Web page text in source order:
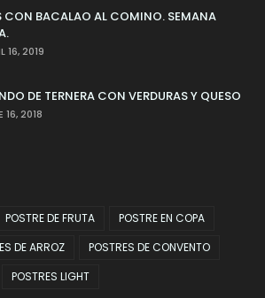
CON BACALAO AL COMINO. SEMANA
16, 2019
DE TERNERA CON VERDURAS Y QUESO
16, 2018
POSTRE DE FRUTA
POSTRE EN COPA
DE ARROZ
POSTRES DE CONVENTO
POSTRES LIGHT